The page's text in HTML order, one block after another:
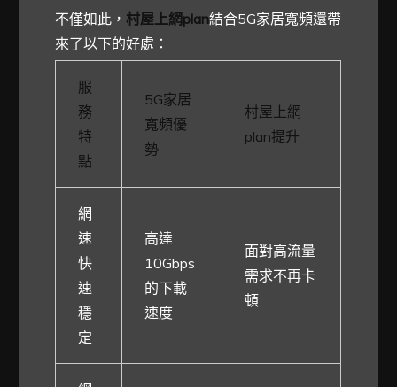
不僅如此，村屋上網plan結合5G家居寬頻還帶
來了以下的好處：
服
務
特
點
5G家居
寬頻優
勢
村屋上網
plan提升
網
速
快
速
穩
定
高達
10Gbps
的下載
速度
面對高流量
需求不再卡
頓